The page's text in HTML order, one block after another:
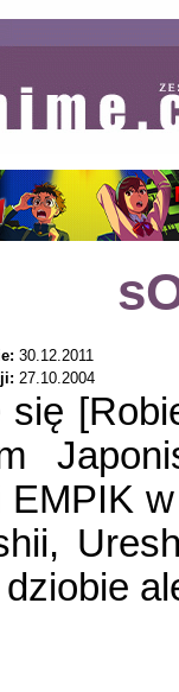
30.12.2011
27.10.2004
się
EMPIK